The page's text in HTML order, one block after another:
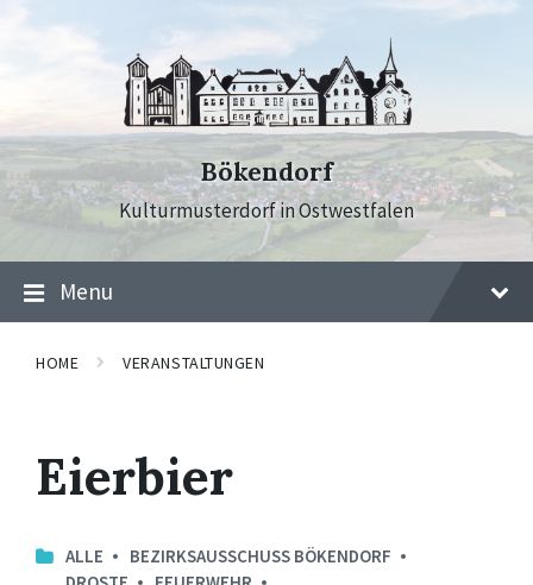
Bökendorf
Kulturmusterdorf in Ostwestfalen
Menu
HOME VERANSTALTUNGEN
Eierbier
ALLE
BEZIRKSAUSSCHUSS BÖKENDORF